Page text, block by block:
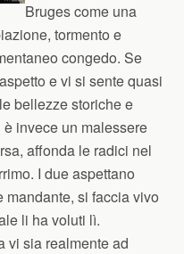
Bruges come una
tormento e
congedo. Se
e vi si sente quasi
bellezze storiche e
invece un malessere
affonda le radici nel
I due aspettano
mandante, si faccia vivo
li ha voluti lì.
vi sia realmente ad